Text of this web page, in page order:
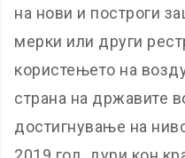
на нови и построги
мерки или други
користењето на
страна на државите
достигнување на